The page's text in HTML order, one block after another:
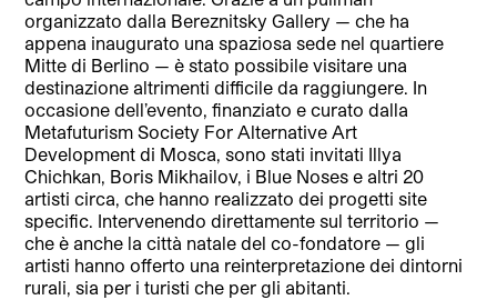
organizzato dalla Bereznitsky Gallery — che ha
appena inaugurato una spaziosa sede nel quartiere
Mitte di Berlino — è stato possibile visitare una
destinazione altrimenti difficile da raggiungere. In
occasione dell’evento, finanziato e curato dalla
Metafuturism Society For Alternative Art
Development di Mosca, sono stati invitati Illya
Chichkan, Boris Mikhailov, i Blue Noses e altri 20
artisti circa, che hanno realizzato dei progetti site
specific. Intervenendo direttamente sul territorio —
che è anche la città natale del co-fondatore — gli
artisti hanno offerto una reinterpretazione dei dintorni
rurali, sia per i turisti che per gli abitanti.